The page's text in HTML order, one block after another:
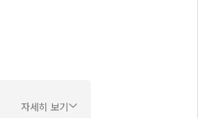
자세히 보기